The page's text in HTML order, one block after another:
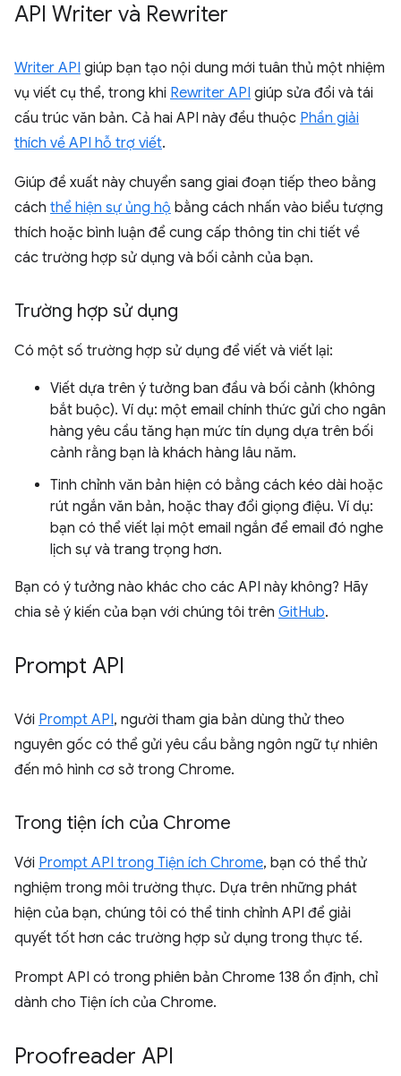
API Writer và Rewriter
Writer API giúp bạn tạo nội dung mới tuân thủ một nhiệm
vụ viết cụ thể, trong khi Rewriter API giúp sửa đổi và tái
cấu trúc văn bản. Cả hai API này đều thuộc Phần giải
thích về API hỗ trợ viết.
Giúp đề xuất này chuyển sang giai đoạn tiếp theo bằng
cách thể hiện sự ủng hộ bằng cách nhấn vào biểu tượng
thích hoặc bình luận để cung cấp thông tin chi tiết về
các trường hợp sử dụng và bối cảnh của bạn.
Trường hợp sử dụng
Có một số trường hợp sử dụng để viết và viết lại:
Viết dựa trên ý tưởng ban đầu và bối cảnh (không
bắt buộc). Ví dụ: một email chính thức gửi cho ngân
hàng yêu cầu tăng hạn mức tín dụng dựa trên bối
cảnh rằng bạn là khách hàng lâu năm.
Tinh chỉnh văn bản hiện có bằng cách kéo dài hoặc
rút ngắn văn bản, hoặc thay đổi giọng điệu. Ví dụ:
bạn có thể viết lại một email ngắn để email đó nghe
lịch sự và trang trọng hơn.
Bạn có ý tưởng nào khác cho các API này không? Hãy
chia sẻ ý kiến của bạn với chúng tôi trên GitHub.
Prompt API
Với Prompt API, người tham gia bản dùng thử theo
nguyên gốc có thể gửi yêu cầu bằng ngôn ngữ tự nhiên
đến mô hình cơ sở trong Chrome.
Trong tiện ích của Chrome
Với Prompt API trong Tiện ích Chrome, bạn có thể thử
nghiệm trong môi trường thực. Dựa trên những phát
hiện của bạn, chúng tôi có thể tinh chỉnh API để giải
quyết tốt hơn các trường hợp sử dụng trong thực tế.
Prompt API có trong phiên bản Chrome 138 ổn định, chỉ
dành cho Tiện ích của Chrome.
Proofreader API